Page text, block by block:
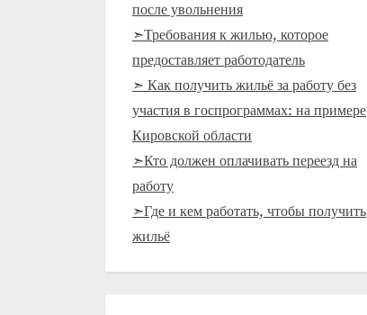
после увольнения
➣Требования к жилью, которое
предоставляет работодатель
➣ Как получить жильё за работу без
участия в госпрограммах: на примере
Кировской области
➣Кто должен оплачивать переезд на
работу
➣Где и кем работать, чтобы получить
жильё